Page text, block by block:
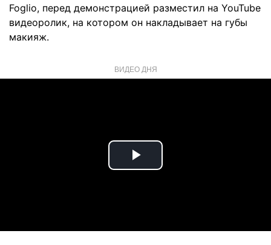
Foglio, перед демонстрацией разместил на YouTube
видеоролик, на котором он накладывает на губы
макияж.
ВИДЕО ДНЯ
Play